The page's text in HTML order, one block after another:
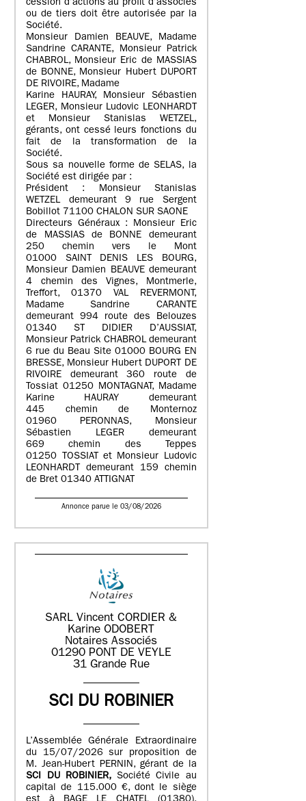
cession d’actions au profit d’associés
ou de tiers doit être autorisée par la
Société.
Monsieur Damien BEAUVE, Madame
Sandrine CARANTE, Monsieur Patrick
CHABROL, Monsieur Eric de MASSIAS
de BONNE, Monsieur Hubert DUPORT
DE RIVOIRE, Madame
Karine HAURAY, Monsieur Sébastien
LEGER, Monsieur Ludovic LEONHARDT
et Monsieur Stanislas WETZEL,
gérants, ont cessé leurs fonctions du
fait de la transformation de la
Société.
Sous sa nouvelle forme de SELAS, la
Société est dirigée par :
Président : Monsieur Stanislas
WETZEL demeurant 9 rue Sergent
Bobillot 71100 CHALON SUR SAONE
Directeurs Généraux : Monsieur Eric
de MASSIAS de BONNE demeurant
250 chemin vers le Mont
01000 SAINT DENIS LES BOURG,
Monsieur Damien BEAUVE demeurant
4 chemin des Vignes, Montmerle,
Treffort, 01370 VAL REVERMONT,
Madame Sandrine CARANTE
demeurant 994 route des Belouzes
01340 ST DIDIER D’AUSSIAT,
Monsieur Patrick CHABROL demeurant
6 rue du Beau Site 01000 BOURG EN
BRESSE, Monsieur Hubert DUPORT DE
RIVOIRE demeurant 360 route de
Tossiat 01250 MONTAGNAT, Madame
Karine HAURAY demeurant
445 chemin de Monternoz
01960 PERONNAS, Monsieur
Sébastien LEGER demeurant
669 chemin des Teppes
01250 TOSSIAT et Monsieur Ludovic
LEONHARDT demeurant 159 chemin
de Bret 01340 ATTIGNAT
Annonce parue le 03/08/2026
SARL Vincent CORDIER &
Karine ODOBERT
Notaires Associés
01290 PONT DE VEYLE
31 Grande Rue
SCI DU ROBINIER
L’Assemblée Générale Extraordinaire
du 15/07/2026 sur proposition de
M. Jean-Hubert PERNIN, gérant de la
SCI DU ROBINIER, Société Civile au
capital de 115.000 €, dont le siège